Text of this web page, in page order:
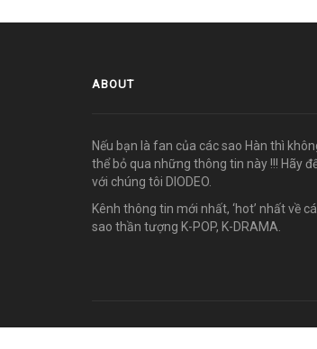
ABOUT
Nếu bạn là fan của các sao Hàn thì
thể bỏ qua những thông tin này !!! Hãy
với chúng tôi DIODEO.
Kênh thông tin mới nhất, ‘hot’ nhất về
sao thần tượng K-POP, K-DRAMA.